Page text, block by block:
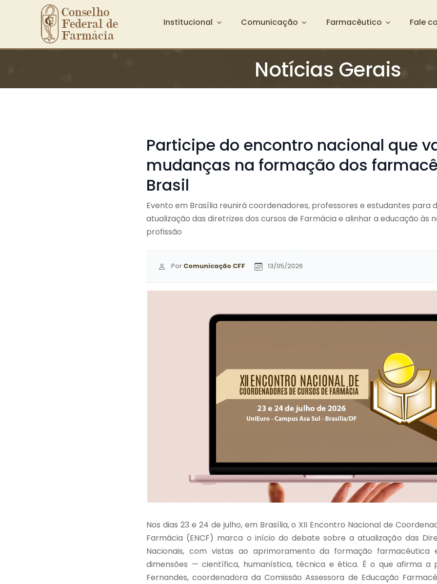
Ir para o conteúdo principal
Conselho
Federal de
Farmácia
Institucional Comunicação Farmacêutico Fale
Notícias Gerais
Participe do encontro nacional que
mudanças na formação dos
Brasil
Evento em Brasília reunirá coordenadores, professores e estudantes para
atualização das diretrizes dos cursos de Farmácia e alinhar a educação às
profissão
Por Comunicação CFF 13/05/2026
Nos dias 23 e 24 de julho, em Brasília, o XII Encontro Nacional de
Farmácia (ENCF) marca o início do debate sobre a atualização das
Nacionais, com vistas ao aprimoramento da formação farmacêutica
dimensões — científica, humanística, técnica e ética. É o que afirma a
Fernandes, coordenadora da Comissão Assessora de Educação